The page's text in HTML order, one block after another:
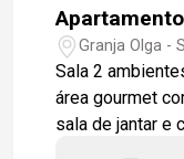
Granja Olga -
Sala 2
área gourmet
sala de jantar e